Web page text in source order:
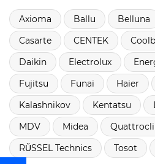
Axioma Ballu Belluna
Casarte
CENTEK
Daikin
Electrolux
Fujitsu
Funai Haier
Kalashnikov
Kentatsu
MDV
Midea
RŬSSEL Technics
Tosot